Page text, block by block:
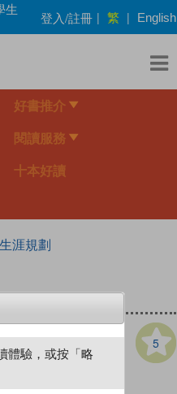
生
登入/註冊 | 繁 | English
好書推介
閱讀服務
十本好讀
生涯規劃
5
體驗，或按「略